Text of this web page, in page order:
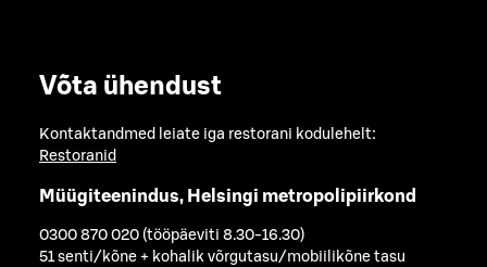
Võta ühendust
Kontaktandmed leiate iga restorani kodulehelt:
Restoranid
Müügiteenindus, Helsingi metropolipiirkond
0300 870 020 (tööpäeviti 8.30-16.30)
51 senti/kõne + kohalik võrgutasu/mobiilikõne tasu